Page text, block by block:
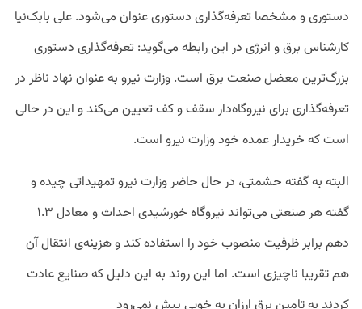
دستوری و مشخصا تعرفه‌گذاری دستوری عنوان می‌شود. علی بابک‌نیا
کارشناس برق و انرژی در این رابطه می‌گوید: تعرفه‌گذاری دستوری
بزرگ‌ترین معضل صنعت برق است. وزارت نیرو به عنوان نهاد ناظر در
تعرفه‌گذاری برای نیروگاه‌دار سقف و کف تعیین می‌کند و این در حالی
است که خریدار عمده خود وزارت نیرو است.
البته به گفته حشمتی، در حال حاضر وزارت نیرو تمهیداتی چیده و
گفته هر صنعتی می‌تواند نیروگاه خورشیدی احداث و معادل ۱.۳
دهم برابر ظرفیت منصوب خود را استفاده کند و هزینه‌ی انتقال آن
هم تقریبا ناچیزی است. اما این روند به این دلیل که صنایع عادت